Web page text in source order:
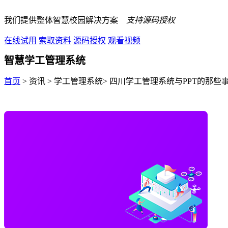
我们提供整体智慧校园解决方案 支持源码授权
在线试用 索取资料 源码授权 观看视频
智慧学工管理系统
首页 > 资讯 > 学工管理系统> 四川学工管理系统与PPT的那些